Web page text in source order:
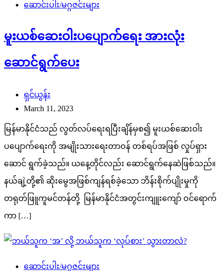
ဆောင်းပါး/မဂ္ဂဇင်းများ
မူးယစ်ဆေးဝါးပပျောက်ရေး အားလုံး
ဆောင်ရွက်ပေး
ရှင်ယွန်း
March 11, 2023
မြန်မာနိုင်ငံသည် လွတ်လပ်ရေးရပြီးချိန်မှစ၍ မူးယစ်ဆေးဝါး
ပပျောက်ရေးကို အမျိုးသားရေးတာဝန် တစ်ရပ်အဖြစ် လှုပ်ရှား
ဆောင် ရွက်ခဲ့သည်။ ယနေ့တိုင်လည်း ဆောင်ရွက်နေဆဲဖြစ်သည်။
နယ်ချဲ့တို့၏ ဆိုးမွေအဖြစ်ကျန်ရစ်ခဲ့သော ဘိန်းစိုက်ပျိုးမှုကို
တရုတ်ဖြူကူမင်တန်တို့ မြန်မာနိုင်ငံအတွင်းကျူးကျော် ဝင်ရောက်
ကာ […]
ဆောင်းပါး/မဂ္ဂဇင်းများ